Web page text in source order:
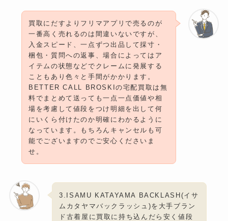
買取にだすよりフリマアプリで売るのが
一番高く売れるのは間違いないですが、
入金スピード、一点ずつ出品して採寸・
梱包・質問への返事、場合によってはア
イテムの状態などでクレームに発展する
こともあり色々と手間がかかります。
BETTER CALL BROSKIの宅配買取は無
料でまとめて送っても一点一点価値や相
場を考慮して値段をつけ明細を出して何
にいくら付けたのか明確にわかるように
なっています。もちろんキャンセルも可
能でございますのでご安心くださいま
せ。
3.ISAMU KATAYAMA BACKLASH(イサ
ムカタヤマバックラッシュ)を大手ブラン
ド古着屋に買取に持ち込んだら安く値段